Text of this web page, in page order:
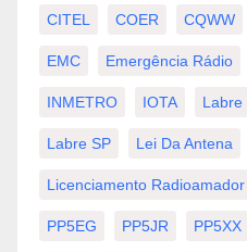
CITEL COER CQWW
EMC Emergência Rádio
INMETRO IOTA Labre
Labre SP Lei Da Antena
Licenciamento Radioamador
PP5EG PP5JR PP5XX